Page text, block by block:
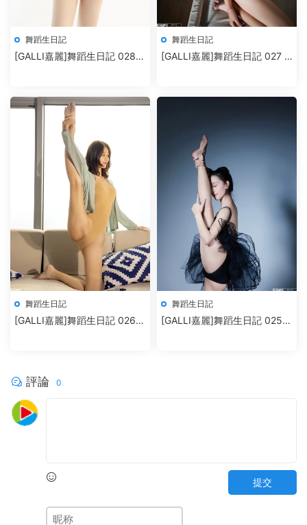
舞蹈生日記
[GALLI嘉麗]舞蹈生日記 028 –
舞蹈生日記
[GALLI嘉麗]舞蹈生日記 027 –
舞蹈生日記
[GALLI嘉麗]舞蹈生日記 026 –
舞蹈生日記
[GALLI嘉麗]舞蹈生日記 025 –
評論 0
提交